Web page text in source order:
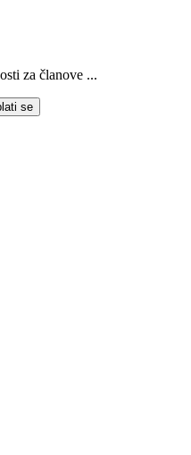
za članove ...